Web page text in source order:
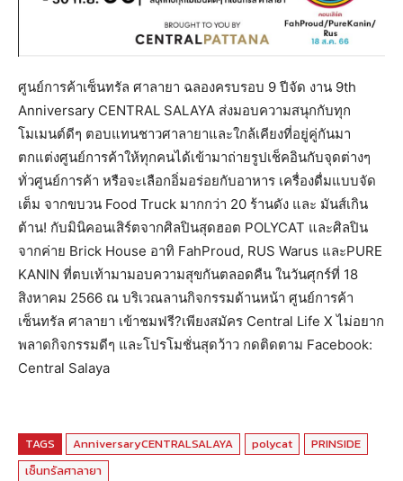
ศูนย์การค้าเซ็นทรัล ศาลายา ฉลองครบรอบ 9 ปีจัด งาน 9th
Anniversary CENTRAL SALAYA ส่งมอบความสนุกกับทุก
โมเมนต์ดีๆ ตอบแทนชาวศาลายาและใกล้เคียงที่อยู่คู่กันมา
ตกแต่งศูนย์การค้าให้ทุกคนได้เข้ามาถ่ายรูปเช็คอินกับจุดต่างๆ
ทั่วศูนย์การค้า หรือจะเลือกอิ่มอร่อยกับอาหาร เครื่องดื่มแบบจัด
เต็ม จากขบวน Food Truck มากกว่า 20 ร้านดัง และ มันส์เกิน
ต้าน! กับมินิคอนเสิร์ตจากศิลปินสุดฮอต POLYCAT และศิลปิน
จากค่าย Brick House อาทิ FahProud, RUS Warus และPURE
KANIN ที่ตบเท้ามามอบความสุขกันตลอดคืน ในวันศุกร์ที่ 18
สิงหาคม 2566 ณ บริเวณลานกิจกรรมด้านหน้า ศูนย์การค้า
เซ็นทรัล ศาลายา เข้าชมฟรี?เพียงสมัคร Central Life X ไม่อยาก
พลาดกิจกรรมดีๆ และโปรโมชั่นสุดว้าว กดติดตาม Facebook:
Central Salaya
TAGS AnniversaryCENTRALSALAYA polycat
PRINSIDE
เซ็นทรัลศาลายา